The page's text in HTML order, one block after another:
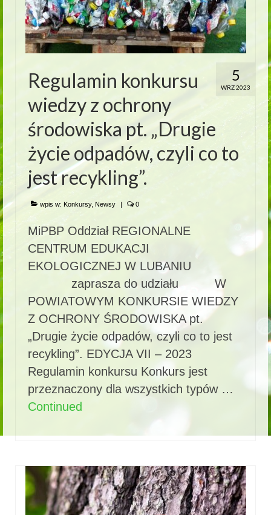
5
WRZ 2023
Regulamin konkursu
wiedzy z ochrony
środowiska pt. „Drugie
życie odpadów, czyli co to
jest recykling”.
wpis w: Konkursy, Newsy | 0
MiPBP Oddział REGIONALNE
CENTRUM EDUKACJI
EKOLOGICZNEJ W LUBANIU
zaprasza do udziału W
POWIATOWYM KONKURSIE WIEDZY
Z OCHRONY ŚRODOWISKA pt.
„Drugie życie odpadów, czyli co to jest
recykling”. EDYCJA VII – 2023
Regulamin konkursu Konkurs jest
przeznaczony dla wszystkich typów …
Continued